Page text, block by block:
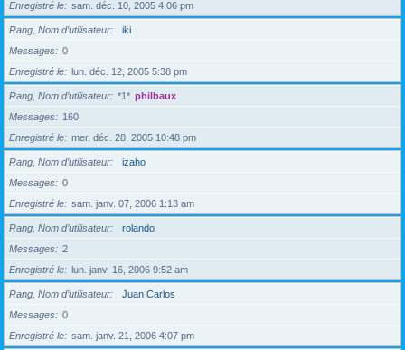
Enregistré le
sam. déc. 10, 2005 4:06 pm
Rang, Nom d’utilisateur
iki
Messages
0
Enregistré le
lun. déc. 12, 2005 5:38 pm
Rang, Nom d’utilisateur *1* philbaux
Messages
160
Enregistré le
mer. déc. 28, 2005 10:48 pm
Rang, Nom d’utilisateur
izaho
Messages
0
Enregistré le
sam. janv. 07, 2006 1:13 am
Rang, Nom d’utilisateur
rolando
Messages
2
Enregistré le
lun. janv. 16, 2006 9:52 am
Rang, Nom d’utilisateur
Juan Carlos
Messages
0
Enregistré le
sam. janv. 21, 2006 4:07 pm